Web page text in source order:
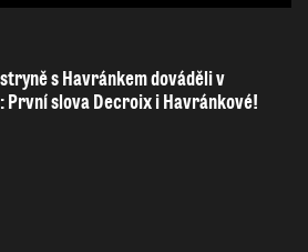
s Havránkem dováděli v
První slova Decroix i Havránkové!